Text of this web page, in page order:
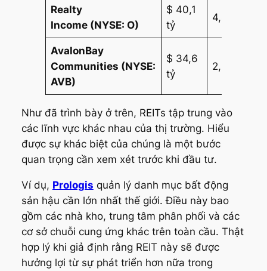
Realty
Income (NYSE: O)
$ 40,1
tỷ
4,44%
AvalonBay
Communities (NYSE:
AVB)
$ 34,6
tỷ
2,62%
Như đã trình bày ở trên, REITs tập trung vào
các lĩnh vực khác nhau của thị trường. Hiểu
được sự khác biệt của chúng là một bước
quan trọng cần xem xét trước khi đầu tư.
Ví dụ, Prologis quản lý danh mục bất động
sản hậu cần lớn nhất thế giới. Điều này bao
gồm các nhà kho, trung tâm phân phối và các
cơ sở chuỗi cung ứng khác trên toàn cầu. Thật
hợp lý khi giả định rằng REIT này sẽ được
hưởng lợi từ sự phát triển hơn nữa trong